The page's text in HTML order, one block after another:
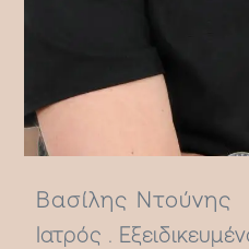
Βασίλης Ντούνης
Ιατρός .